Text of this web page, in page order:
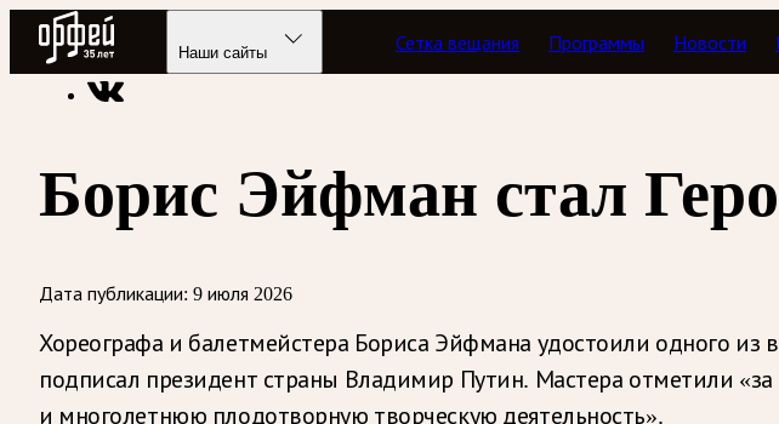
Радио Орфей
Наши сайты Сетка вещания Программы Новости
Радио классической музыки «Орфей» Новости
Борис Эйфман стал
Дата публикации: 9 июля 2026
Хореографа и балетмейстера Бориса Эйфмана удостоили одного
подписал президент страны Владимир Путин. Мастера отметили «за
и многолетнюю плодотворную творческую деятельность».